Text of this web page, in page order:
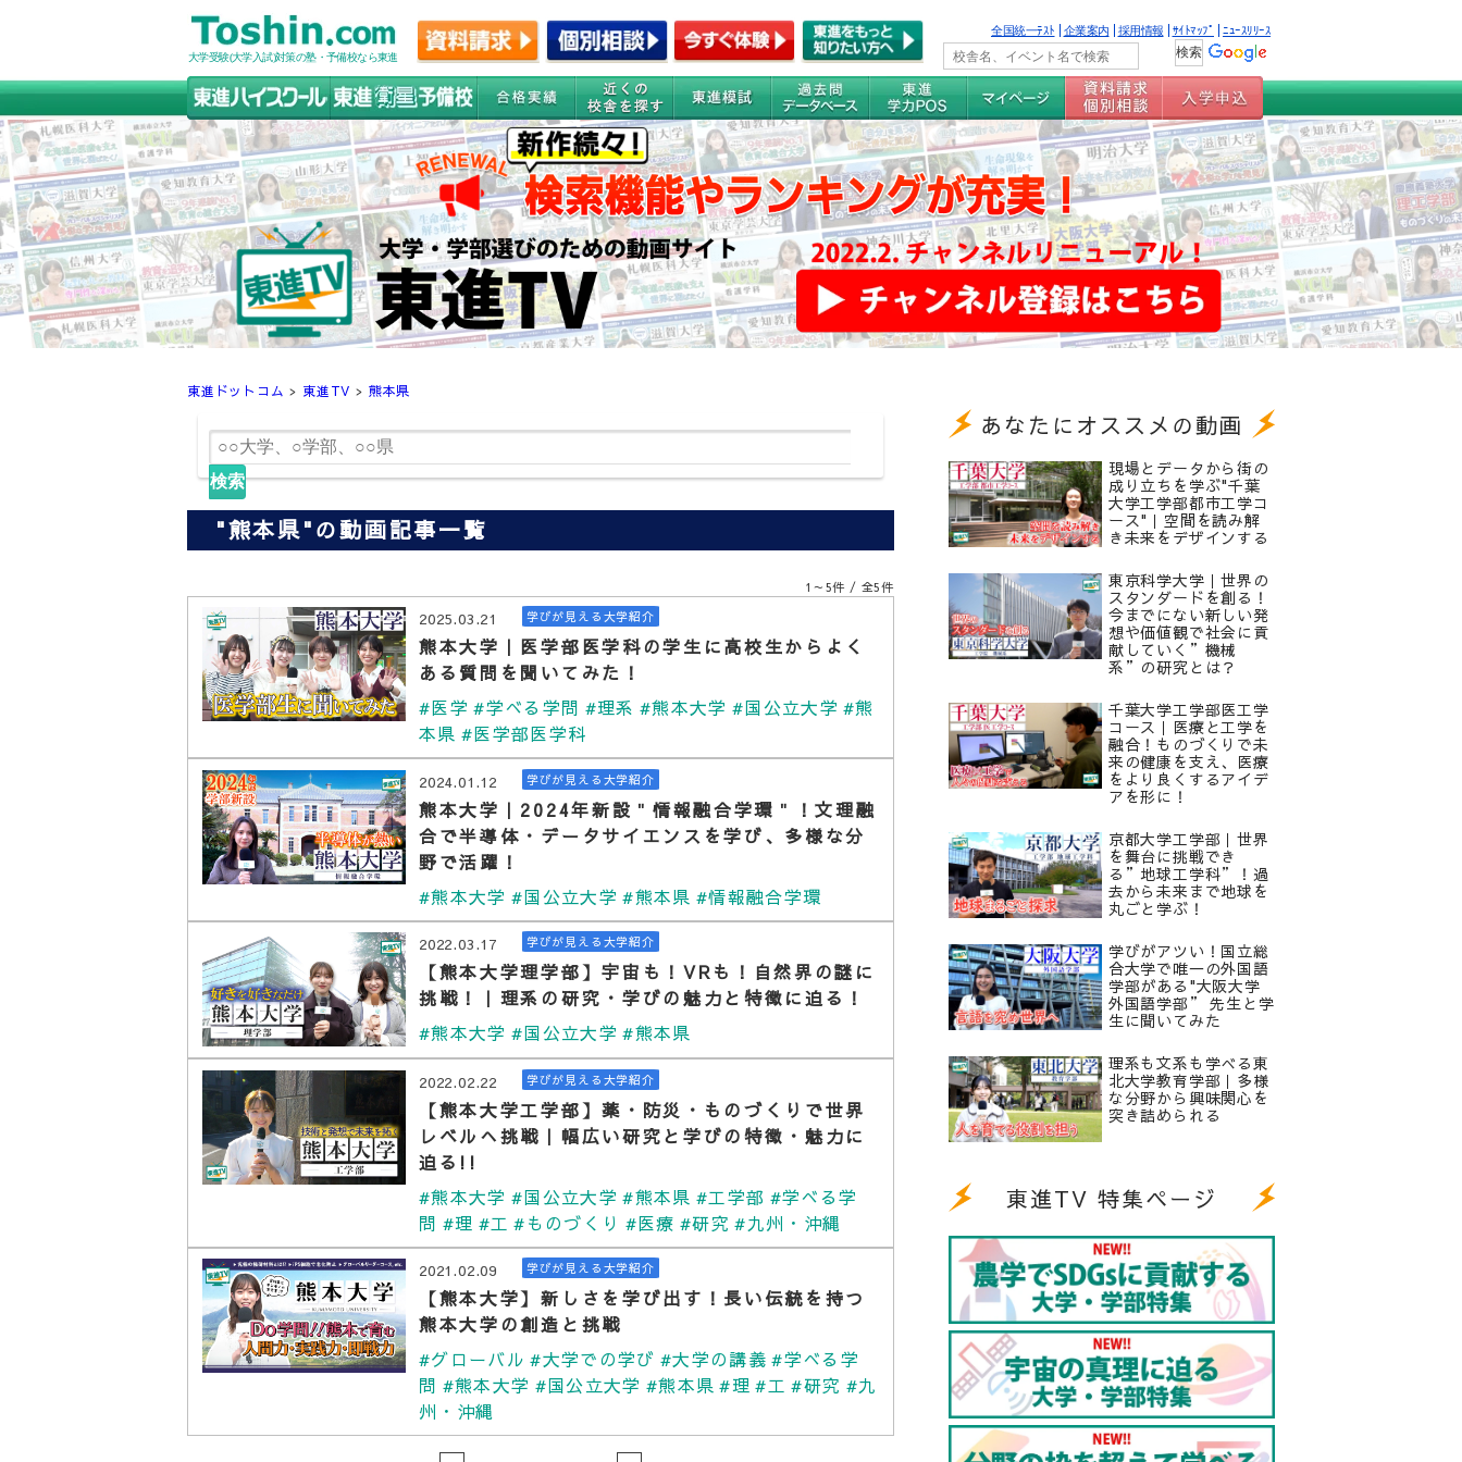
大学受験(大学入試)対策の塾・予備校なら東進
全国統一ﾃｽﾄ 企業案内 採用情報 ｻｲﾄﾏｯﾌﾟ ﾆｭｰｽﾘﾘｰｽ
東進ドットコム > 東進TV > 熊本県
検索
"熊本県"の動画記事一覧
1～5件 / 全5件
2025.03.21 学びが見える大学紹介
熊本大学｜医学部医学科の学生に高校生からよく
ある質問を聞いてみた！
#医学 #学べる学問 #理系 #熊本大学 #国公立大学 #熊
本県 #医学部医学科
2024.01.12 学びが見える大学紹介
熊本大学｜2024年新設＂情報融合学環＂！文理融
合で半導体・データサイエンスを学び、多様な分
野で活躍！
#熊本大学 #国公立大学 #熊本県 #情報融合学環
2022.03.17 学びが見える大学紹介
【熊本大学理学部】宇宙も！VRも！自然界の謎に
挑戦！｜理系の研究・学びの魅力と特徴に迫る！
#熊本大学 #国公立大学 #熊本県
2022.02.22 学びが見える大学紹介
【熊本大学工学部】薬・防災・ものづくりで世界
レベルへ挑戦｜幅広い研究と学びの特徴・魅力に
迫る!!
#熊本大学 #国公立大学 #熊本県 #工学部 #学べる学
問 #理 #工 #ものづくり #医療 #研究 #九州・沖縄
2021.02.09 学びが見える大学紹介
【熊本大学】新しさを学び出す！長い伝統を持つ
熊本大学の創造と挑戦
#グローバル #大学での学び #大学の講義 #学べる学
問 #熊本大学 #国公立大学 #熊本県 #理 #工 #研究 #九
州・沖縄
あなたにオススメの動画
現場とデータから街の
成り立ちを学ぶ"千葉
大学工学部都市工学コ
ース"｜空間を読み解
き未来をデザインする
東京科学大学｜世界の
スタンダードを創る！
今までにない新しい発
想や価値観で社会に貢
献していく”機械
系”の研究とは？
千葉大学工学部医工学
コース｜医療と工学を
融合！ものづくりで未
来の健康を支え、医療
をより良くするアイデ
アを形に！
京都大学工学部｜世界
を舞台に挑戦でき
る”地球工学科”！過
去から未来まで地球を
丸ごと学ぶ！
学びがアツい！国立総
合大学で唯一の外国語
学部がある"大阪大学
外国語学部” 先生と学
生に聞いてみた
理系も文系も学べる東
北大学教育学部｜多様
な分野から興味関心を
突き詰められる
東進TV 特集ページ